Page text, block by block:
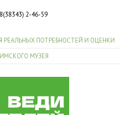
2-46-59
РЕАЛЬНЫХ ПОТРЕБНОСТЕЙ И ОЦЕНКИ
МУЗЕЯ